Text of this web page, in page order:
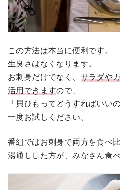
この方法は本当に便利です。
生臭さはなくなります。
お刺身だけでなく、 サラダや
活用できますので、
「貝ひもってどうすればいい
一度お試しください。
番組ではお刺身で両方を食べ
湯通しした方が、みなさん食